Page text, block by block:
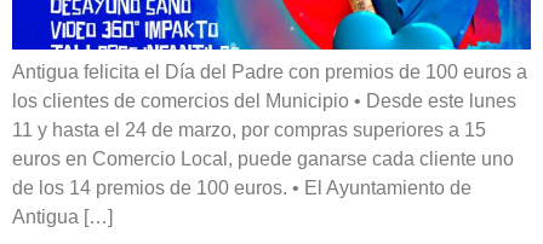
Antigua felicita el Día del Padre con premios de 100 euros a
los clientes de comercios del Municipio • Desde este lunes
11 y hasta el 24 de marzo, por compras superiores a 15
euros en Comercio Local, puede ganarse cada cliente uno
de los 14 premios de 100 euros. • El Ayuntamiento de
Antigua […]